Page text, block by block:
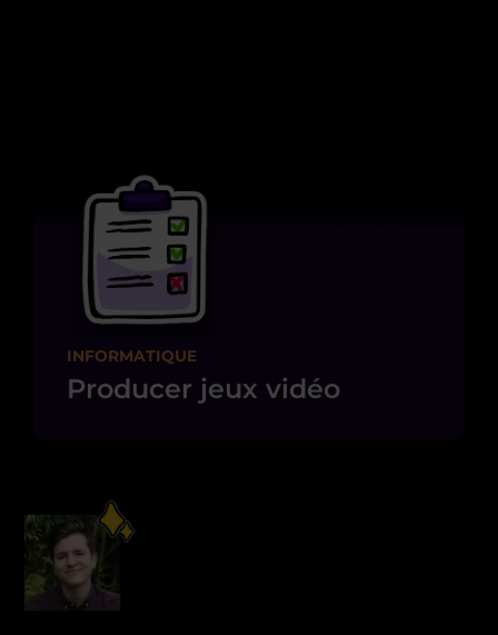
INFORMATIQUE
Producer jeux vidéo